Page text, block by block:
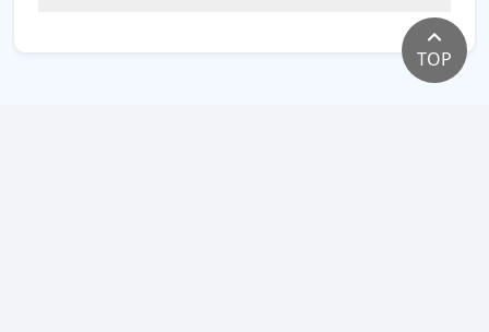
TOP